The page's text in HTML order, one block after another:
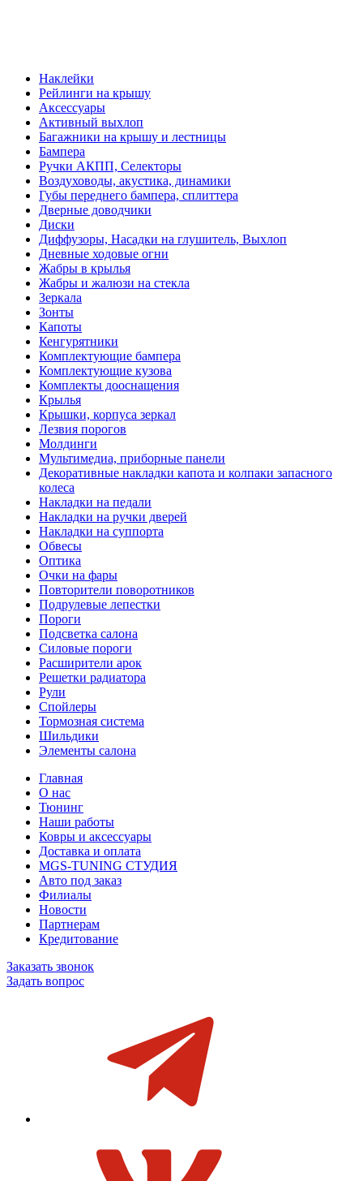
Наклейки
Рейлинги на крышу
Аксессуары
Активный выхлоп
Багажники на крышу и лестницы
Бампера
Ручки АКПП, Селекторы
Воздуховоды, акустика, динамики
Губы переднего бампера, сплиттера
Дверные доводчики
Диски
Диффузоры, Насадки на глушитель, Выхлоп
Дневные ходовые огни
Жабры в крылья
Жабры и жалюзи на стекла
Зеркала
Зонты
Капоты
Кенгурятники
Комплектующие бампера
Комплектующие кузова
Комплекты дооснащения
Крылья
Крышки, корпуса зеркал
Лезвия порогов
Молдинги
Мультимедиа, приборные панели
Декоративные накладки капота и колпаки запасного
колеса
Накладки на педали
Накладки на ручки дверей
Накладки на суппорта
Обвесы
Оптика
Очки на фары
Повторители поворотников
Подрулевые лепестки
Пороги
Подсветка салона
Силовые пороги
Расширители арок
Решетки радиатора
Рули
Спойлеры
Тормозная система
Шильдики
Элементы салона
Главная
О нас
Тюнинг
Наши работы
Ковры и аксессуары
Доставка и оплата
MGS-TUNING СТУДИЯ
Авто под заказ
Филиалы
Новости
Партнерам
Кредитование
Заказать звонок
Задать вопрос